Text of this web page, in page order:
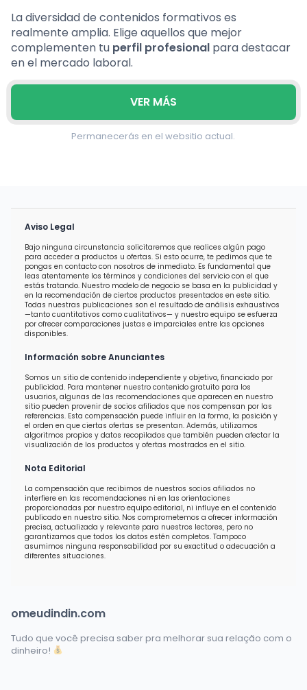
La diversidad de contenidos formativos es
realmente amplia. Elige aquellos que mejor
complementen tu perfil profesional para destacar
en el mercado laboral.
VER MÁS
Permanecerás en el websitio actual.
Aviso Legal
Bajo ninguna circunstancia solicitaremos que realices algún pago
para acceder a productos u ofertas. Si esto ocurre, te pedimos que te
pongas en contacto con nosotros de inmediato. Es fundamental que
leas atentamente los términos y condiciones del servicio con el que
estás tratando. Nuestro modelo de negocio se basa en la publicidad y
en la recomendación de ciertos productos presentados en este sitio.
Todas nuestras publicaciones son el resultado de análisis exhaustivos
—tanto cuantitativos como cualitativos— y nuestro equipo se esfuerza
por ofrecer comparaciones justas e imparciales entre las opciones
disponibles.
Información sobre Anunciantes
Somos un sitio de contenido independiente y objetivo, financiado por
publicidad. Para mantener nuestro contenido gratuito para los
usuarios, algunas de las recomendaciones que aparecen en nuestro
sitio pueden provenir de socios afiliados que nos compensan por las
referencias. Esta compensación puede influir en la forma, la posición y
el orden en que ciertas ofertas se presentan. Además, utilizamos
algoritmos propios y datos recopilados que también pueden afectar la
visualización de los productos y ofertas mostrados en el sitio.
Nota Editorial
La compensación que recibimos de nuestros socios afiliados no
interfiere en las recomendaciones ni en las orientaciones
proporcionadas por nuestro equipo editorial, ni influye en el contenido
publicado en nuestro sitio. Nos comprometemos a ofrecer información
precisa, actualizada y relevante para nuestros lectores, pero no
garantizamos que todos los datos estén completos. Tampoco
asumimos ninguna responsabilidad por su exactitud o adecuación a
diferentes situaciones.
omeudindin.com
Tudo que você precisa saber pra melhorar sua relação com o
dinheiro!